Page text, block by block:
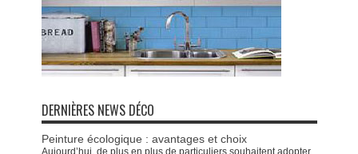
DERNIÈRES NEWS DÉCO
Peinture écologique : avantages et choix
Aujourd’hui, de plus en plus de particuliers souhaitent adopter